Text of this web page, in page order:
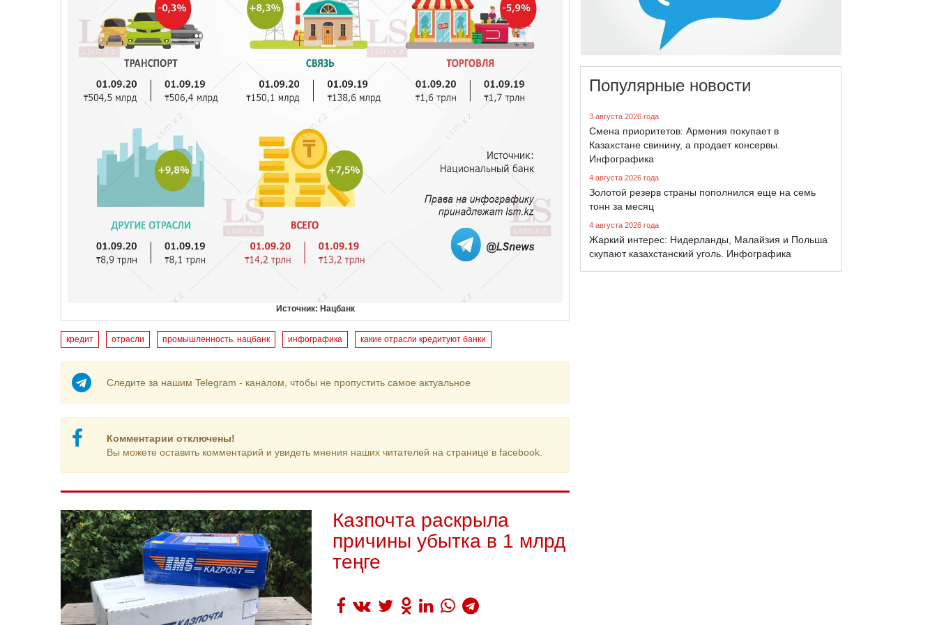
Источник: Нацбанк
кредит отрасли промышленность. нацбанк инфографика какие отрасли кредитуют банки
Следите за нашим Telegram - каналом, чтобы не пропустить самое актуальное
Комментарии отключены!
Вы можете оставить комментарий и увидеть мнения наших читателей на странице в facebook.
Казпочта раскрыла
причины убытка в 1 млрд
теңге
Популярные новости
3 августа 2026 года
Смена приоритетов: Армения покупает в
Казахстане свинину, а продает консервы.
Инфографика
4 августа 2026 года
Золотой резерв страны пополнился еще на семь
тонн за месяц
4 августа 2026 года
Жаркий интерес: Нидерланды, Малайзия и Польша
скупают казахстанский уголь. Инфографика